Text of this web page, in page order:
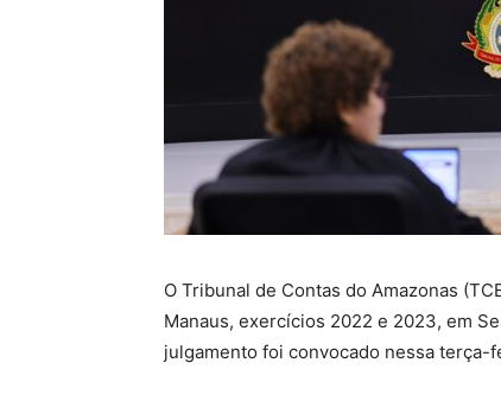
O Tribunal de Contas do Amazonas
Manaus, exercícios 2022 e 2023, em
julgamento foi convocado nessa terça-